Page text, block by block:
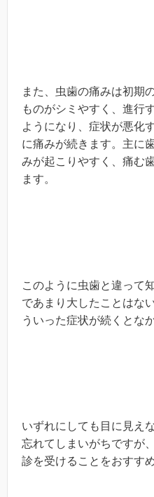
また、虫歯の痛みは初期
ものがシミやすく、進行
ようになり、症状が悪化
に痛みが続きます。主に
みが起こりやすく、痛む
ます。
このように虫歯と違って
であまり大したことはな
ういった症状が続くとな
いずれにしても目に見え
忘れてしまいがちですが
診を受けることをおすす